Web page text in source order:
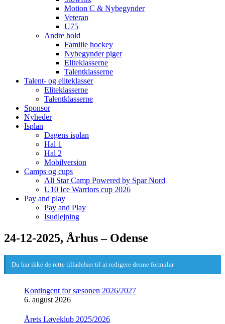
Motion C & Nybegynder
Veteran
U75
Andre hold
Familie hockey
Nybegynder piger
Eliteklasserne
Talentklasserne
Talent- og eliteklasser
Eliteklasserne
Talentklasserne
Sponsor
Nyheder
Isplan
Dagens isplan
Hal 1
Hal 2
Mobilversion
Camps og cups
All Star Camp Powered by Spar Nord
U10 Ice Warriors cup 2026
Pay and play
Pay and Play
Isudlejning
24-12-2025, Århus – Odense
Du har ikke de rette tilladelser til at redigere denne formular
Kontingent for sæsonen 2026/2027
6. august 2026
Årets Løveklub 2025/2026